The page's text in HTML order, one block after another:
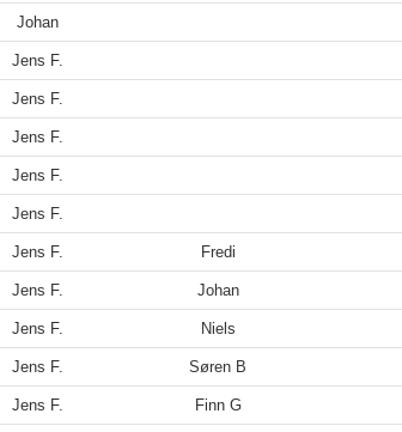
Johan
Jens F.
Jens F.
Jens F.
Jens F.
Jens F.
Jens F. Fredi
Jens F. Johan
Jens F. Niels
Jens F. Søren B
Jens F. Finn G